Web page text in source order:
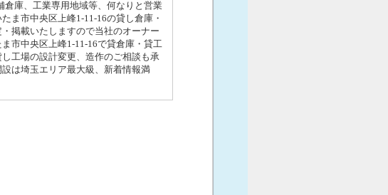
倉庫、工業専用地域等、何なりと営業
ま市中央区上峰1-11-16の貸し倉庫・
掲載いたしますので当社のオーナー
市中央区上峰1-11-16で貸倉庫・貸工
工場の設計変更、造作のご相談も承
は埼玉エリア最大級、新着情報満